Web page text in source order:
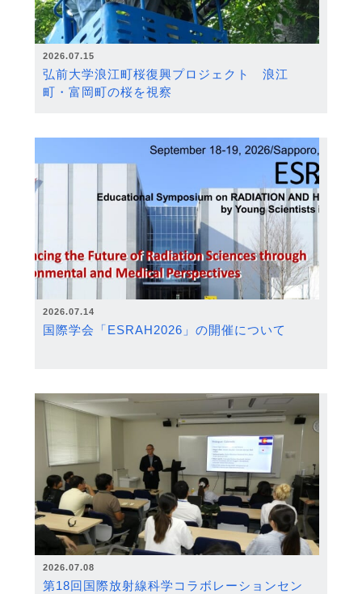
2026.07.15
弘前大学浪江町桜復興プロジェクト 浪江
町・富岡町の桜を視察
2026.07.14
国際学会「ESRAH2026」の開催について
2026.07.08
第18回国際放射線科学コラボレーションセン